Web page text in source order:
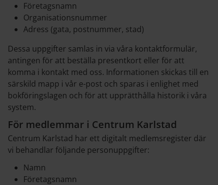
Företagsnamn
Organisationsnummer
Adress (gata, postnummer, stad)
Dessa uppgifter samlas in via våra kontaktformulär,
antingen för att beställa presentkort eller för att
komma i kontakt med oss. Informationen skickas till en
särskild mapp i vår e-post och sparas i enlighet med
bokföringslagen och för att upprätthålla historik i våra
system.
För medlemmar i Centrum Karlstad
Centrum Karlstad har ett digitalt medlemsregister där
vi behandlar följande personuppgifter:
Namn
Företagsnamn